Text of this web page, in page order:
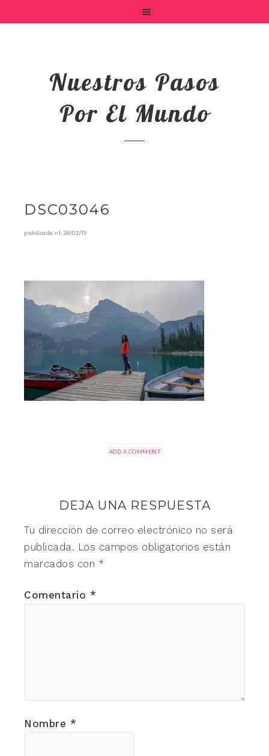
Nuestros Pasos
Por El Mundo
DSC03046
publicada el 28/02/19
ADD A COMMENT
DEJA UNA RESPUESTA
Tu dirección de correo electrónico no será
publicada. Los campos obligatorios están
marcados con *
Comentario *
Nombre *